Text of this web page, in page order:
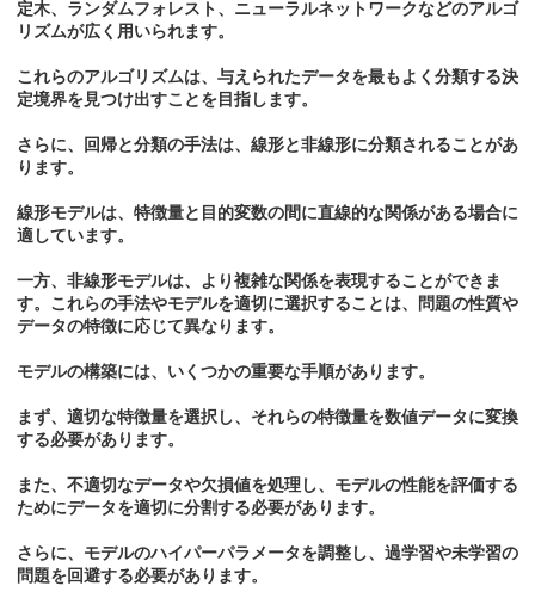
定木、ランダムフォレスト、ニューラルネットワークなどのアルゴ
リズムが広く用いられます。
これらのアルゴリズムは、与えられたデータを最もよく分類する決
定境界を見つけ出すことを目指します。
さらに、回帰と分類の手法は、線形と非線形に分類されることがあ
ります。
線形モデルは、特徴量と目的変数の間に直線的な関係がある場合に
適しています。
一方、非線形モデルは、より複雑な関係を表現することができま
す。これらの手法やモデルを適切に選択することは、問題の性質や
データの特徴に応じて異なります。
モデルの構築には、いくつかの重要な手順があります。
まず、適切な特徴量を選択し、それらの特徴量を数値データに変換
する必要があります。
また、不適切なデータや欠損値を処理し、モデルの性能を評価する
ためにデータを適切に分割する必要があります。
さらに、モデルのハイパーパラメータを調整し、過学習や未学習の
問題を回避する必要があります。